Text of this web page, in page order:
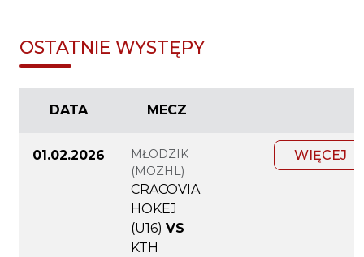
OSTATNIE WYSTĘPY
DATA MECZ
01.02.2026
MŁODZIK
(MOZHL)
CRACOVIA
HOKEJ
(U16) VS
KTH
WIĘCEJ